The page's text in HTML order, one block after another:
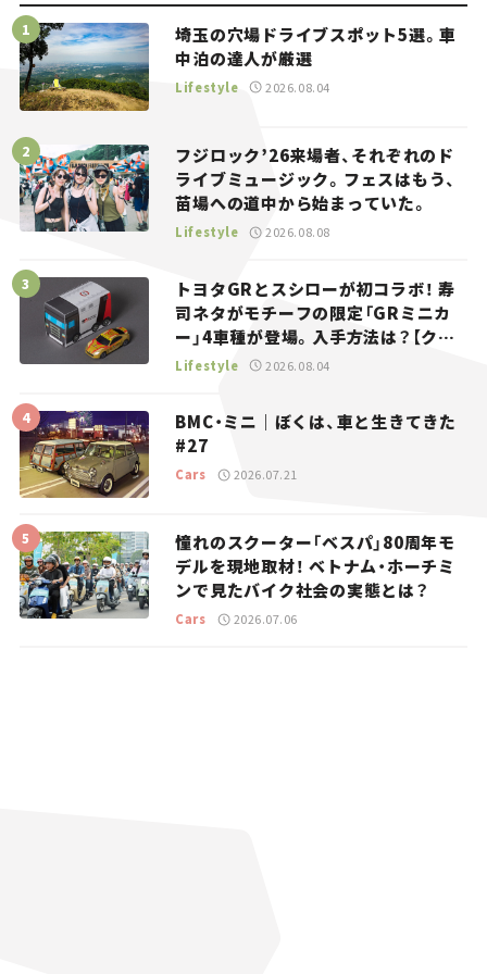
埼玉の穴場ドライブスポット5選。車
中泊の達人が厳選
Lifestyle 2026.08.04
フジロック’26来場者、それぞれのド
ライブミュージック。フェスはもう、
苗場への道中から始まっていた。
Lifestyle 2026.08.08
トヨタGRとスシローが初コラボ！ 寿
司ネタがモチーフの限定「GRミニカ
ー」4車種が登場。入手方法は？【クル
マとホビー】
Lifestyle 2026.08.04
BMC・ミニ｜ぼくは、車と生きてきた
#27
Cars 2026.07.21
憧れのスクーター「ベスパ」80周年モ
デルを現地取材！ ベトナム・ホーチミ
ンで見たバイク社会の実態とは？
Cars 2026.07.06